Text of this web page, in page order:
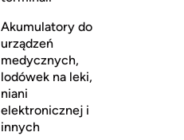
Akumulatory do
urządzeń
medycznych,
lodówek na leki,
niani
elektronicznej i
innych